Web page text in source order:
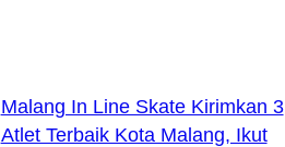
Malang In Line Skate Kirimkan 3
Atlet Terbaik Kota Malang, Ikut